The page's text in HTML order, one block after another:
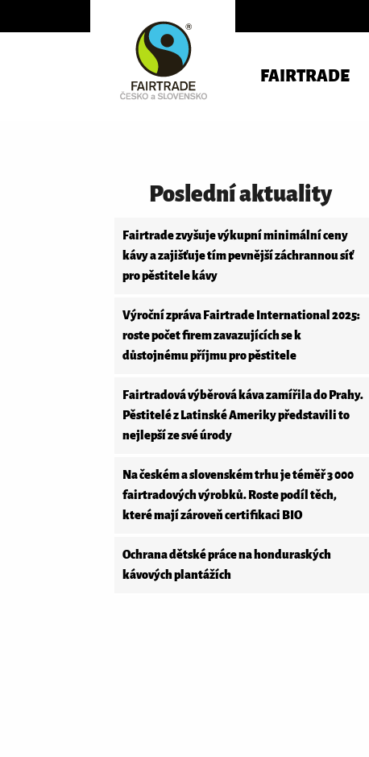
FAIRTRADE
Poslední aktuality
Fairtrade zvyšuje výkupní minimální ceny
kávy a zajišťuje tím pevnější záchrannou síť
pro pěstitele kávy
Výroční zpráva Fairtrade International 2025:
roste počet firem zavazujících se k
důstojnému příjmu pro pěstitele
Fairtradová výběrová káva zamířila do Prahy.
Pěstitelé z Latinské Ameriky představili to
nejlepší ze své úrody
Na českém a slovenském trhu je téměř 3 000
fairtradových výrobků. Roste podíl těch,
které mají zároveň certifikaci BIO
Ochrana dětské práce na honduraských
kávových plantážích